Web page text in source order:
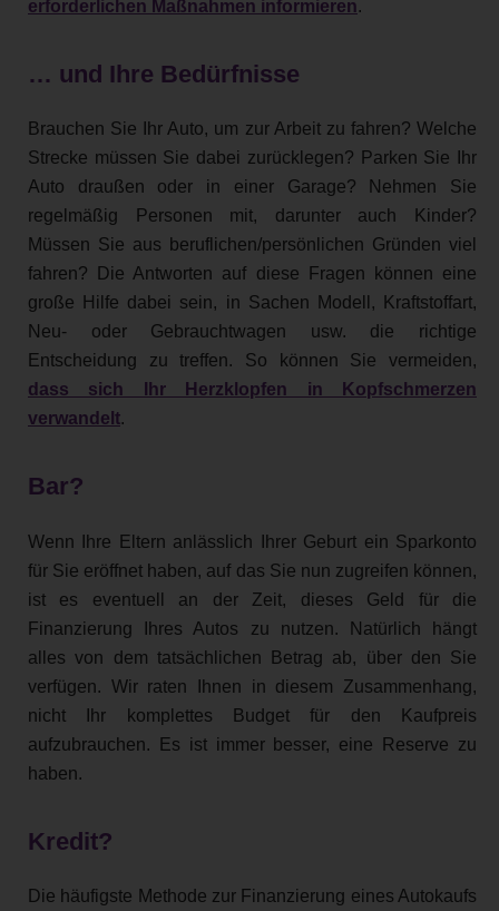
erforderlichen Maßnahmen informieren.
… und Ihre Bedürfnisse
Brauchen Sie Ihr Auto, um zur Arbeit zu fahren? Welche
Strecke müssen Sie dabei zurücklegen? Parken Sie Ihr
Auto draußen oder in einer Garage? Nehmen Sie
regelmäßig Personen mit, darunter auch Kinder?
Müssen Sie aus beruflichen/persönlichen Gründen viel
fahren? Die Antworten auf diese Fragen können eine
große Hilfe dabei sein, in Sachen Modell, Kraftstoffart,
Neu- oder Gebrauchtwagen usw. die richtige
Entscheidung zu treffen. So können Sie vermeiden,
dass sich Ihr Herzklopfen in Kopfschmerzen
verwandelt.
Bar?
Wenn Ihre Eltern anlässlich Ihrer Geburt ein Sparkonto
für Sie eröffnet haben, auf das Sie nun zugreifen können,
ist es eventuell an der Zeit, dieses Geld für die
Finanzierung Ihres Autos zu nutzen. Natürlich hängt
alles von dem tatsächlichen Betrag ab, über den Sie
verfügen. Wir raten Ihnen in diesem Zusammenhang,
nicht Ihr komplettes Budget für den Kaufpreis
aufzubrauchen. Es ist immer besser, eine Reserve zu
haben.
Kredit?
Die häufigste Methode zur Finanzierung eines Autokaufs